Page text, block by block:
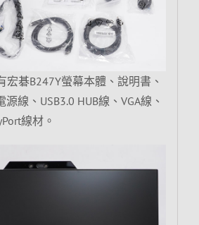
宏碁B247Y螢幕本體、說明書、
線、USB3.0 HUB線、VGA線、
線材。